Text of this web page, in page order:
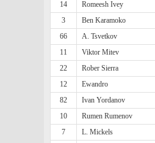
14
Romeesh Ivey
3
Ben Karamoko
66
A. Tsvetkov
11
Viktor Mitev
22
Rober Sierra
12
Ewandro
82
Ivan Yordanov
10
Rumen Rumenov
7
L. Mickels